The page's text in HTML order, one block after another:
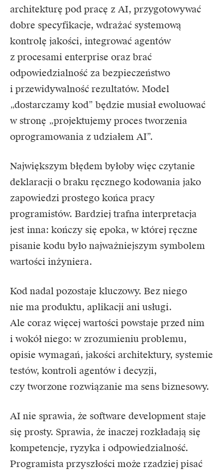
architekturę pod pracę z AI, przygotowywać
dobre specyfikacje, wdrażać systemową
kontrolę jakości, integrować agentów
z procesami enterprise oraz brać
odpowiedzialność za bezpieczeństwo
i przewidywalność rezultatów. Model
„dostarczamy kod” będzie musiał ewoluować
w stronę „projektujemy proces tworzenia
oprogramowania z udziałem AI”.
Największym błędem byłoby więc czytanie
deklaracji o braku ręcznego kodowania jako
zapowiedzi prostego końca pracy
programistów. Bardziej trafna interpretacja
jest inna: kończy się epoka, w której ręczne
pisanie kodu było najważniejszym symbolem
wartości inżyniera.
Kod nadal pozostaje kluczowy. Bez niego
nie ma produktu, aplikacji ani usługi.
Ale coraz więcej wartości powstaje przed nim
i wokół niego: w zrozumieniu problemu,
opisie wymagań, jakości architektury, systemie
testów, kontroli agentów i decyzji,
czy tworzone rozwiązanie ma sens biznesowy.
AI nie sprawia, że software development staje
się prosty. Sprawia, że inaczej rozkładają się
kompetencje, ryzyka i odpowiedzialność.
Programista przyszłości może rzadziej pisać